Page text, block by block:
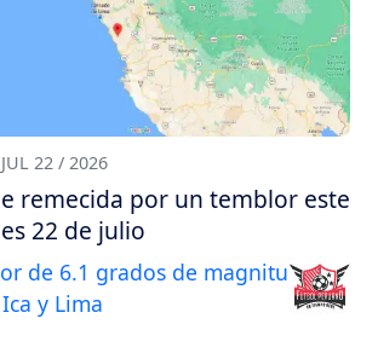
22 / 2026
remecida por un temblor este
22 de julio